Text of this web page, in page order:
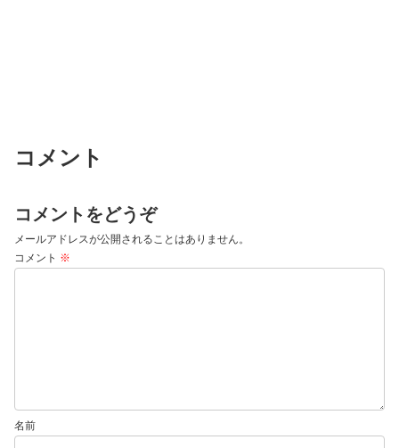
コメント
コメントをどうぞ
メールアドレスが公開されることはありません。
コメント ※
名前